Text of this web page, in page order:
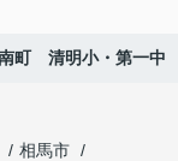
町 清明小・第一中
相馬市